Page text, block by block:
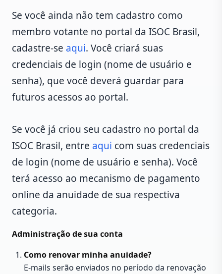
Se você ainda não tem cadastro como
membro votante no portal da ISOC Brasil,
cadastre-se aqui. Você criará suas
credenciais de login (nome de usuário e
senha), que você deverá guardar para
futuros acessos ao portal.
Se você já criou seu cadastro no portal da
ISOC Brasil, entre aqui com suas credenciais
de login (nome de usuário e senha). Você
terá acesso ao mecanismo de pagamento
online da anuidade de sua respectiva
categoria.
Administração de sua conta
Como renovar minha anuidade?
E-mails serão enviados no período da renovação